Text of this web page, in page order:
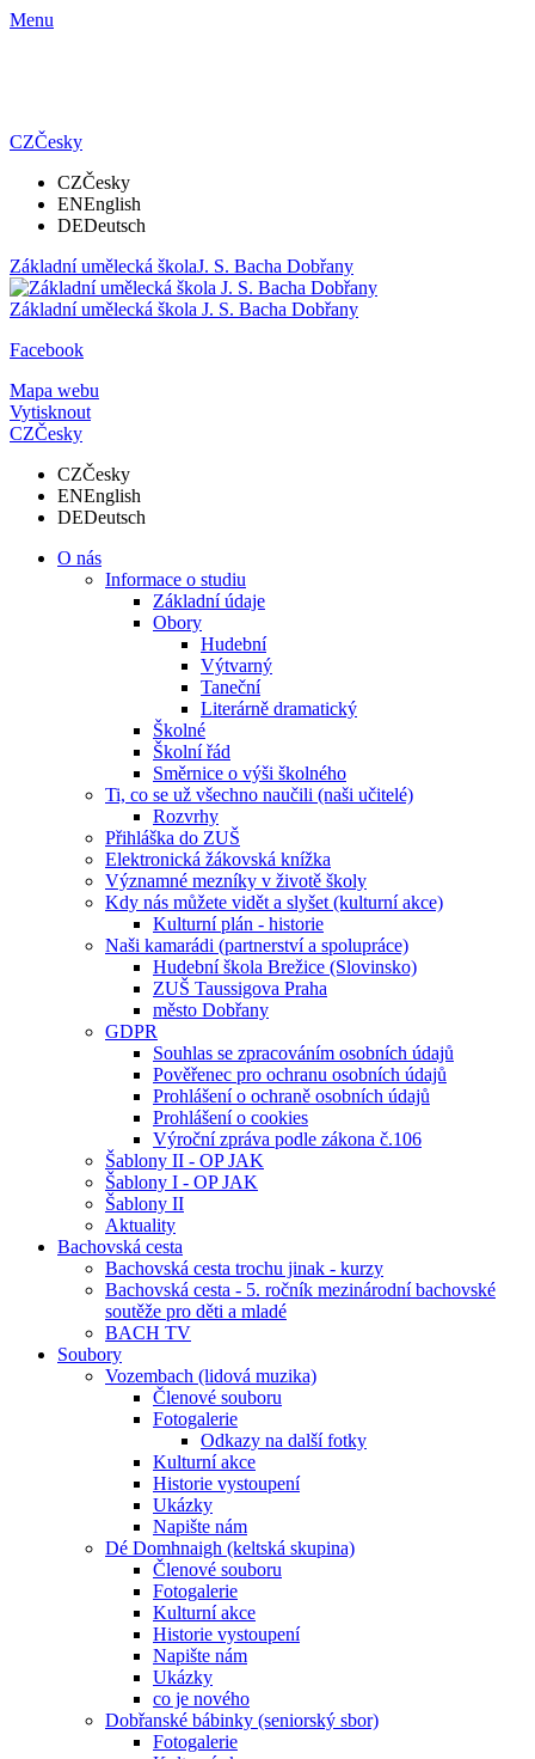
Menu
CZČesky
CZČesky
ENEnglish
DEDeutsch
Základní umělecká školaJ. S. Bacha Dobřany
Základní umělecká škola J. S. Bacha Dobřany
Facebook
Mapa webu
Vytisknout
CZČesky
CZČesky
ENEnglish
DEDeutsch
O nás
Informace o studiu
Základní údaje
Obory
Hudební
Výtvarný
Taneční
Literárně dramatický
Školné
Školní řád
Směrnice o výši školného
Ti, co se už všechno naučili (naši učitelé)
Rozvrhy
Přihláška do ZUŠ
Elektronická žákovská knížka
Významné mezníky v životě školy
Kdy nás můžete vidět a slyšet (kulturní akce)
Kulturní plán - historie
Naši kamarádi (partnerství a spolupráce)
Hudební škola Brežice (Slovinsko)
ZUŠ Taussigova Praha
město Dobřany
GDPR
Souhlas se zpracováním osobních údajů
Pověřenec pro ochranu osobních údajů
Prohlášení o ochraně osobních údajů
Prohlášení o cookies
Výroční zpráva podle zákona č.106
Šablony II - OP JAK
Šablony I - OP JAK
Šablony II
Aktuality
Bachovská cesta
Bachovská cesta trochu jinak - kurzy
Bachovská cesta - 5. ročník mezinárodní bachovské
soutěže pro děti a mladé
BACH TV
Soubory
Vozembach (lidová muzika)
Členové souboru
Fotogalerie
Odkazy na další fotky
Kulturní akce
Historie vystoupení
Ukázky
Napište nám
Dé Domhnaigh (keltská skupina)
Členové souboru
Fotogalerie
Kulturní akce
Historie vystoupení
Napište nám
Ukázky
co je nového
Dobřanské bábinky (seniorský sbor)
Fotogalerie